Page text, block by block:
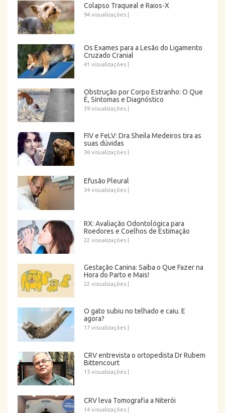
Colapso Traqueal e Raios-X
94 visualizações
Os Exames para a Lesão do Ligamento
Cruzado Cranial
41 visualizações
Obstrução por Corpo Estranho: O Que
É, Sintomas e Diagnóstico
39 visualizações
FIV e FeLV: Dra Sheila Medeiros tira as
suas dúvidas
36 visualizações
Efusão Pleural
34 visualizações
RX: Avaliação Odontológica para
Roedores e Coelhos de Estimação
22 visualizações
Gestação Canina: Saiba o Que Fazer na
Hora do Parto e Mais!
22 visualizações
O gato subiu no telhado e caiu. E
agora?
17 visualizações
CRV entrevista o ortopedista Dr Rubem
Bittencourt
15 visualizações
CRV leva Tomografia a Niterói
14 visualizações